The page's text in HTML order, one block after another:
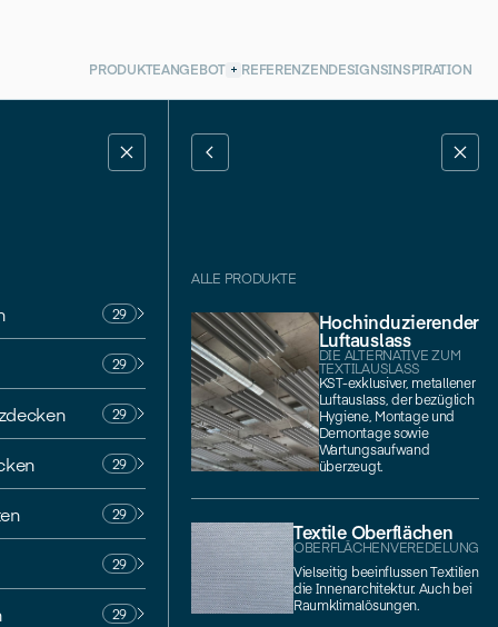
PRODUKTEANGEBOT REFERENZENDESIGNSINSPIRATION
29
29
29
29
29
29
29
ALLE PRODUKTE
Hochinduzierender
Luftauslass
DIE ALTERNATIVE ZUM
TEXTILAUSLASS
KST-exklusiver, metallener
Luftauslass, der bezüglich
Hygiene, Montage und
Demontage sowie
Wartungsaufwand
überzeugt.
Textile Oberflächen
OBERFLÄCHENVEREDELUNG
Vielseitig beeinflussen Textilien
die Innenarchitektur. Auch bei
Raumklimalösungen.